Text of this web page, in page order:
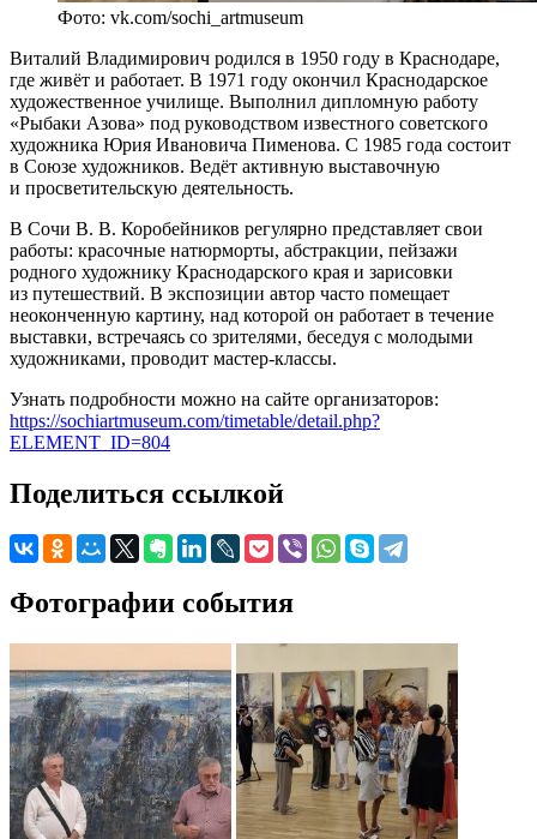
Фото: vk.com/sochi_artmuseum
Виталий Владимирович родился в 1950 году в Краснодаре,
где живёт и работает. В 1971 году окончил Краснодарское
художественное училище. Выполнил дипломную работу
«Рыбаки Азова» под руководством известного советского
художника Юрия Ивановича Пименова. С 1985 года состоит
в Союзе художников. Ведёт активную выставочную
и просветительскую деятельность.
В Сочи В. В. Коробейников регулярно представляет свои
работы: красочные натюрморты, абстракции, пейзажи
родного художнику Краснодарского края и зарисовки
из путешествий. В экспозиции автор часто помещает
неоконченную картину, над которой он работает в течение
выставки, встречаясь со зрителями, беседуя с молодыми
художниками, проводит мастер-классы.
Узнать подробности можно на сайте организаторов:
https://sochiartmuseum.com/timetable/detail.php?
ELEMENT_ID=804
Поделиться ссылкой
Фотографии события